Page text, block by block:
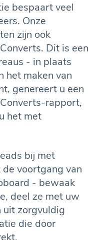
bespaart veel
Onze
zijn ook
Dit is een
- in plaats
het maken van
genereert u een
rapport,
het met
bij met
voortgang van
- bewaak
deel ze met uw
uit zorgvuldig
die door